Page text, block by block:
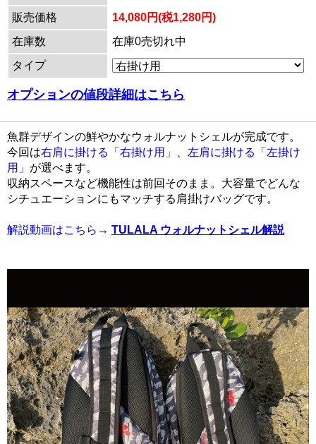
販売価格
14,080円(税1,280円)
在庫数
在庫0売切れ中
タイプ
オプションの値段詳細はこちら
魚群デザインの鮮やかなウォルナットシェルが完成です。
今回は右肩に掛ける「右掛け用」、左肩に掛ける「左掛け
用」 が選べます。
収納スペースなど機能性は前回そのまま。大容量でどんな
シチュエーションにもマッチする肩掛けバッグです。
解説動画はこちら→ TULALA ウォルナットシェル解説